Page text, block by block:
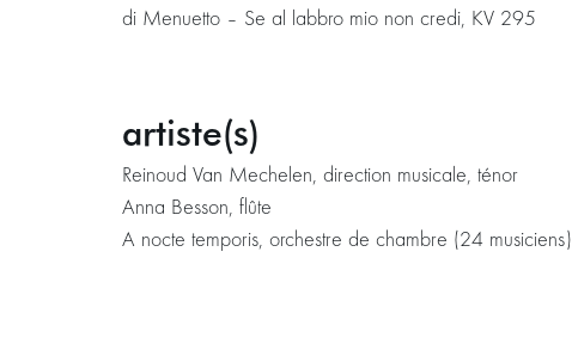
di Menuetto – Se al labbro mio non credi, KV 295
artiste(s)
Reinoud Van Mechelen, direction musicale, ténor
Anna Besson, flûte
A nocte temporis, orchestre de chambre (24 musiciens)